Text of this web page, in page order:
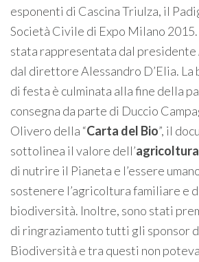
esponenti di Cascina Triulza, il
Società Civile di Expo Milano 2015.
stata rappresentata dal presidente
dal direttore Alessandro D’Elia.
di festa è culminata alla fine della
consegna da parte di Duccio
Olivero della “Carta del Bio”, il
sottolinea il valore dell’
di nutrire il Pianeta e l’essere
sostenere l’agricoltura familiare e
biodiversità. Inoltre, sono stati
di ringraziamento tutti gli sponsor
Biodiversità e tra questi non